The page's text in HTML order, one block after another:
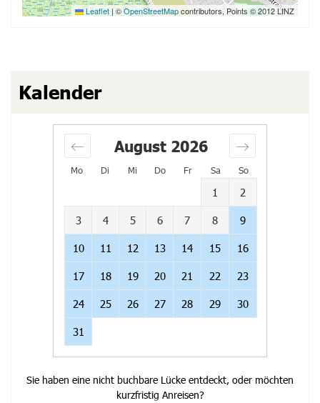
Leaflet |©OpenStreetMapcontributors, Points © 2012 LINZ
Kalender
Mo Di Mi Do Fr Sa So
August 2026
1 2
3 4 5 6 7 8 9
10 11 12 13 14 15 16
17 18 19 20 21 22 23
24 25 26 27 28 29 30
31
Sie haben eine nicht buchbare Lücke entdeckt, oder möchten
kurzfristig Anreisen?